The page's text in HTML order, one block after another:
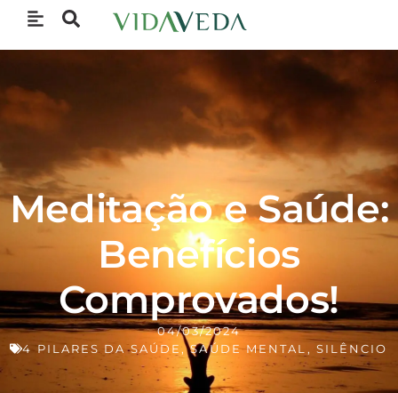
Meditação e Saúde:
Benefícios
Comprovados!
04/03/2024
4 PILARES DA SAÚDE ,SAÚDE MENTAL , SILÊNCIO